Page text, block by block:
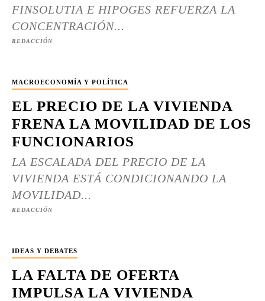
FINSOLUTIA E HIPOGES REFUERZA LA
CONCENTRACIÓN...
REDACCIÓN
MACROECONOMÍA Y POLÍTICA
EL PRECIO DE LA VIVIENDA
FRENA LA MOVILIDAD DE LOS
FUNCIONARIOS
LA ESCALADA DEL PRECIO DE LA
VIVIENDA ESTÁ CONDICIONANDO LA
MOVILIDAD...
REDACCIÓN
IDEAS Y DEBATES
LA FALTA DE OFERTA
IMPULSA LA VIVIENDA